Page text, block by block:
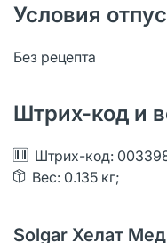
Условия
Без рецепта
Штрих-код и
Штрих-код:
Вес: 0.135 кг;
Solgar Хелат